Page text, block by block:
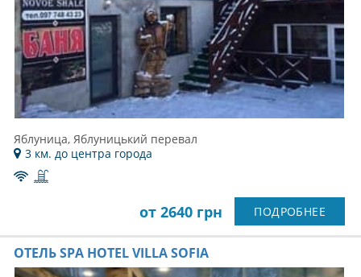
Яблуница, Яблуницький перевал
3 км. до центра города
от 2640 грн ПОДРОБНЕЕ
ОТЕЛЬ SPA HOTEL VILLA SOFIA